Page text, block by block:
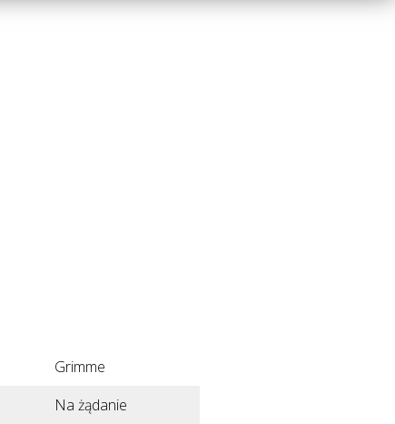
Grimme
Na żądanie